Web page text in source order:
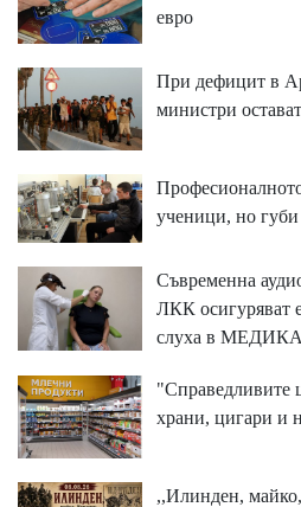
евро
При дефицит в
министри
ученици, но губи
Съвременна
ЛКК осигуряват
слуха в МЕДИКА
"Справедливите
храни, цигари и
,,Илинден,